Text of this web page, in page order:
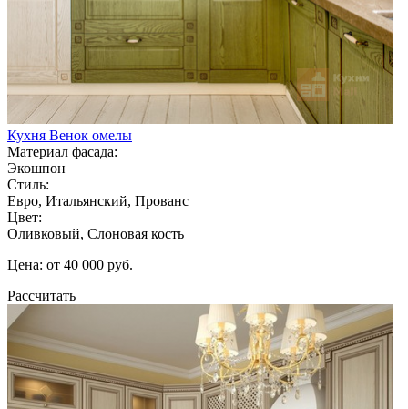
Кухня Венок омелы
Материал фасада:
Экошпон
Стиль:
Евро, Итальянский, Прованс
Цвет:
Оливковый, Слоновая кость
Цена: от 40 000 руб.
Рассчитать